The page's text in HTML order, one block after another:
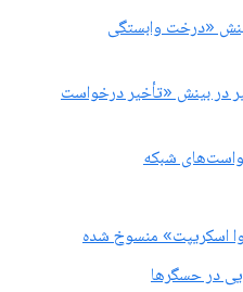
«درخت وابستگی
در بینش «تأخیر درخواست
شبکه
اسکریپت» منسوخ شده
در حسگرها